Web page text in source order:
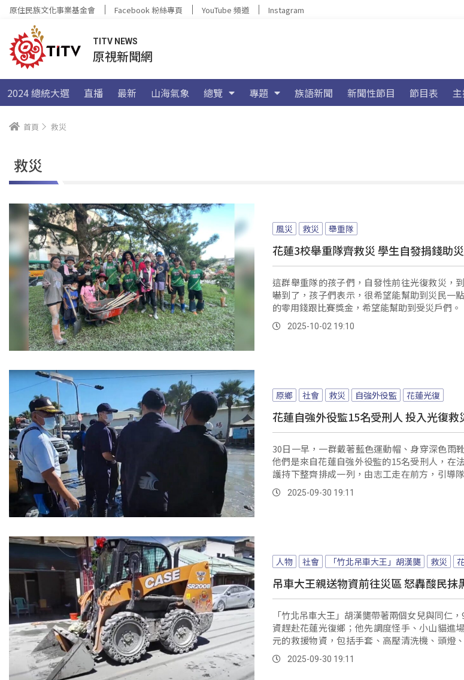
原住民族文化事業基金會 Facebook 粉絲專頁 YouTube 頻道 Instagram
TITV NEWS
原視新聞網
2024 總統大選 直播 最新 山海氣象 總覽 專題 族語新聞 新聞性節目 節目表
首頁 救災
救災
風災 救災 舉重隊
花蓮3校舉重隊齊救災 學生自發捐錢助
這群舉重隊的孩子們，自發性前往光復救災，
嚇到了，孩子們表示，很希望能幫助到災民一
的零用錢跟比賽獎金，希望能幫助到受災戶們。
2025-10-02 19:10
原鄉 社會 救災 自強外役監 花蓮光復
花蓮自強外役監15名受刑人 投入光復救
30日一早，一群戴著藍色運動帽、身穿深色雨
他們是來自花蓮自強外役監的15名受刑人，在
護持下整齊排成一列，由志工走在前方，引導
區的方向前進；有受刑人表示，能出來幫忙覺
事。2025-09-30 19:11
人物 社會 「竹北吊車大王」胡漢龑 救災
吊車大王親送物資前往災區 怒轟酸民抹
「竹北吊車大王」胡漢龑帶著兩個女兒與同仁
資趕赴花蓮光復鄉；他先調度怪手、小山貓進
元的救援物資，包括手套、高壓清洗機、頭燈
工一同分送到災民手中。
2025-09-30 19:11